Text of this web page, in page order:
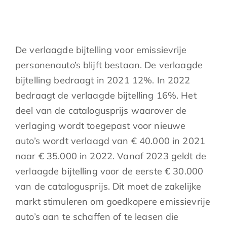
Actueel
De verlaagde bijtelling voor emissievrije
personenauto’s blijft bestaan. De verlaagde
bijtelling bedraagt in 2021 12%. In 2022
bedraagt de verlaagde bijtelling 16%. Het
deel van de catalogusprijs waarover de
verlaging wordt toegepast voor nieuwe
auto’s wordt verlaagd van € 40.000 in 2021
naar € 35.000 in 2022. Vanaf 2023 geldt de
verlaagde bijtelling voor de eerste € 30.000
van de catalogusprijs. Dit moet de zakelijke
markt stimuleren om goedkopere emissievrije
auto’s aan te schaffen of te leasen die